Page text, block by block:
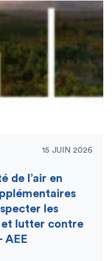
15 JUIN 2026
de l’air en
les
et lutter contre
AEE